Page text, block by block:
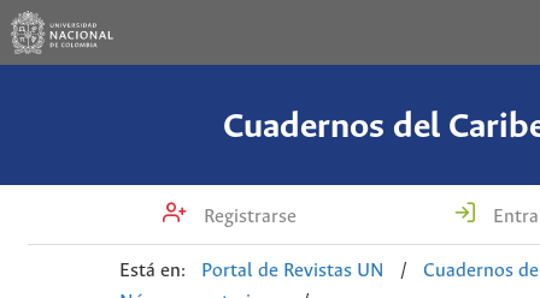
Cuadernos del
Registrarse
Está en: Portal de Revistas UN /
Cuadernos